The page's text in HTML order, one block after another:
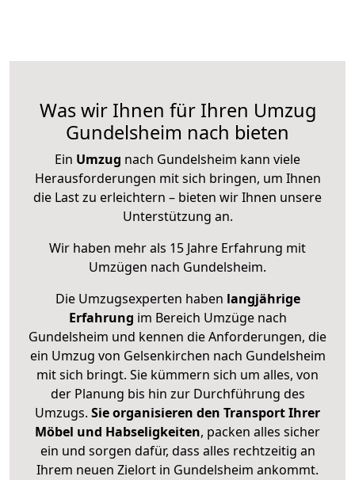
Was wir Ihnen für Ihren Umzug
Gundelsheim nach bieten
Ein Umzug nach Gundelsheim kann viele
Herausforderungen mit sich bringen, um Ihnen
die Last zu erleichtern – bieten wir Ihnen unsere
Unterstützung an.
Wir haben mehr als 15 Jahre Erfahrung mit
Umzügen nach Gundelsheim.
Die Umzugsexperten haben langjährige
Erfahrung im Bereich Umzüge nach
Gundelsheim und kennen die Anforderungen, die
ein Umzug von Gelsenkirchen nach Gundelsheim
mit sich bringt. Sie kümmern sich um alles, von
der Planung bis hin zur Durchführung des
Umzugs. Sie organisieren den Transport Ihrer
Möbel und Habseligkeiten, packen alles sicher
ein und sorgen dafür, dass alles rechtzeitig an
Ihrem neuen Zielort in Gundelsheim ankommt.